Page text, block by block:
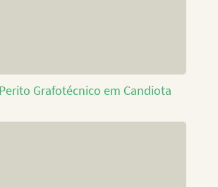
Grafotécnico em Candiota